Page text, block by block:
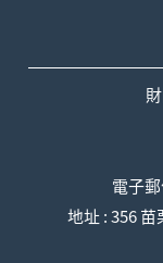
電子
地址 : 356